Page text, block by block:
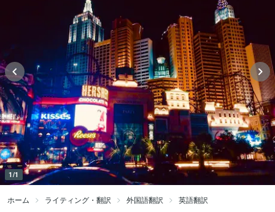
1/1
ホーム ライティング・翻訳 外国語翻訳 英語翻訳